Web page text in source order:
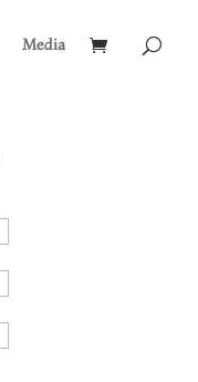
Media